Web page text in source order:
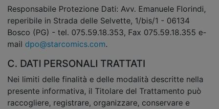
Responsabile Protezione Dati: Avv. Emanuele Florindi,
reperibile in Strada delle Selvette, 1/bis/1 - 06134
Bosco (PG) - tel. 075.59.18.353, Fax 075.59.18.355 e-
mail dpo@starcomics.com.
C. DATI PERSONALI TRATTATI
Nei limiti delle finalità e delle modalità descritte nella
presente informativa, il Titolare del Trattamento può
raccogliere, registrare, organizzare, conservare e